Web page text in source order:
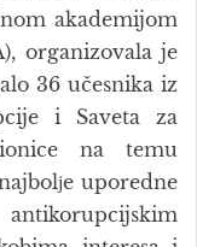
akademijom
organizovala je
36 učesnika iz
i Saveta za
na temu
uporedne